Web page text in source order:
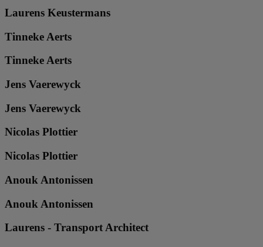
Laurens Keustermans
Tinneke Aerts
Tinneke Aerts
Jens Vaerewyck
Jens Vaerewyck
Nicolas Plottier
Nicolas Plottier
Anouk Antonissen
Anouk Antonissen
Laurens - Transport Architect